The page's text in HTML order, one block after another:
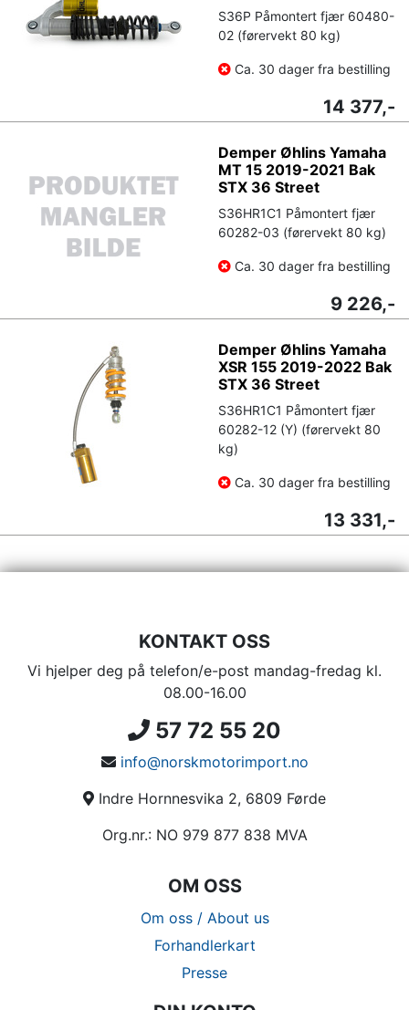
S36P Påmontert fjær 60480-
02 (førervekt 80 kg)
Ca. 30 dager fra bestilling
14 377,-
Demper Øhlins Yamaha
MT 15 2019-2021 Bak
STX 36 Street
S36HR1C1 Påmontert fjær
60282-03 (førervekt 80 kg)
Ca. 30 dager fra bestilling
9 226,-
Demper Øhlins Yamaha
XSR 155 2019-2022 Bak
STX 36 Street
S36HR1C1 Påmontert fjær
60282-12 (Y) (førervekt 80
kg)
Ca. 30 dager fra bestilling
13 331,-
KONTAKT OSS
Vi hjelper deg på telefon/e-post mandag-fredag kl.
08.00-16.00
57 72 55 20
info@norskmotorimport.no
Indre Hornnesvika 2, 6809 Førde
Org.nr.: NO 979 877 838 MVA
OM OSS
Om oss / About us
Forhandlerkart
Presse